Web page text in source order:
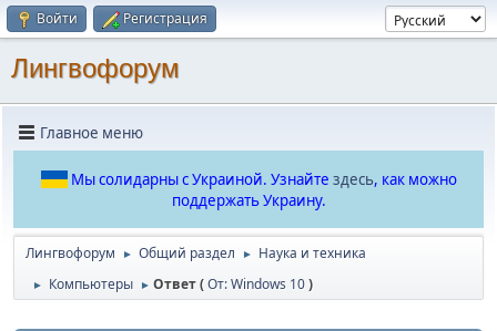
Войти Регистрация
Лингвофорум
Главное меню
Мы солидарны с Украиной. Узнайте здесь, как можно
поддержать Украину.
Лингвофорум ► Общий раздел ► Наука и техника
► Компьютеры ► Ответ (От: Windows 10)